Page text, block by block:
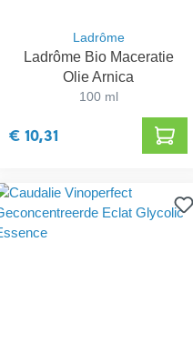
Ladrôme
Ladrôme Bio Maceratie
Olie Arnica
100 ml
€ 10,31